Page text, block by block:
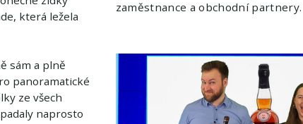
která ležela
sám a plně
panoramatické
ze všech
naprosto
zaměstnance a obchodní partnery.